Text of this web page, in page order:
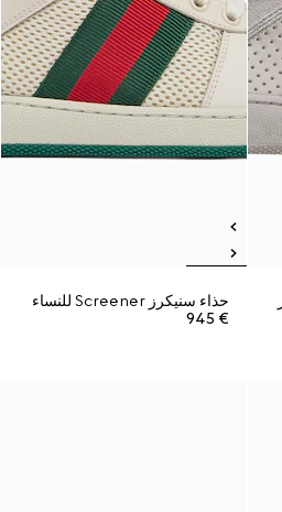
حذاء سنيكرز Screener للنساء
€ 945